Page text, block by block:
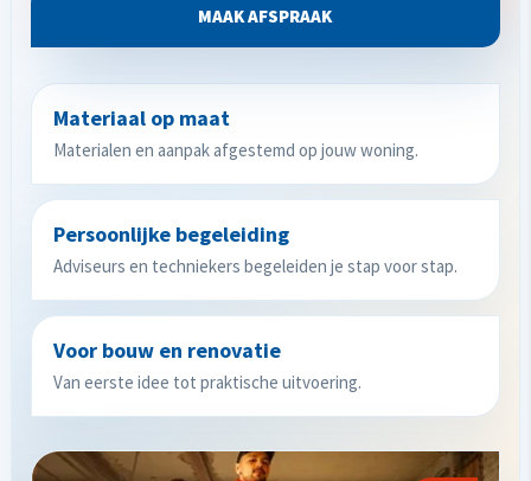
MAAK AFSPRAAK
Materiaal op maat
Materialen en aanpak afgestemd op jouw woning.
Persoonlijke begeleiding
Adviseurs en techniekers begeleiden je stap voor stap.
Voor bouw en renovatie
Van eerste idee tot praktische uitvoering.